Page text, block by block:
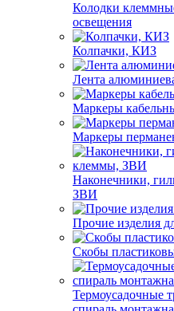
Колодки
освещения
Колпачки, КИЗ
Лента
Маркеры
Маркеры
Наконечники,
ЗВИ
Прочие изделия
Скобы
Термоусадочные